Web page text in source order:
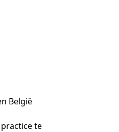
België
te